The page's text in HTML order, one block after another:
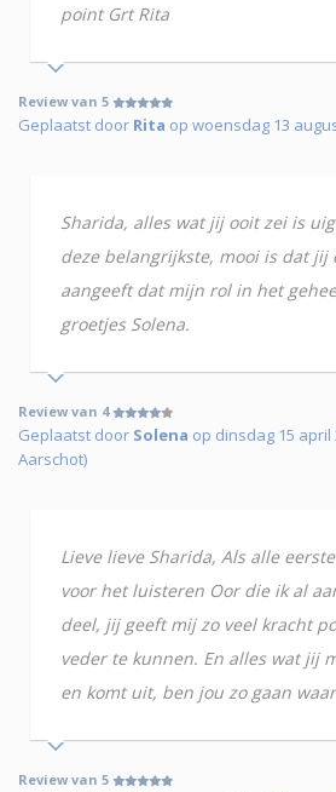
point Grt Rita
Review van 5
Geplaatst door Rita op woensdag 13
Sharida, alles wat jij ooit zei is
deze belangrijkste, mooi is dat jij
aangeeft dat mijn rol in het
groetjes Solena.
Review van 4
Geplaatst door Solena op dinsdag 15 april
Aarschot)
Lieve lieve Sharida, Als alle
voor het luisteren Oor die ik al
deel, jij geeft mij zo veel kracht
veder te kunnen. En alles wat jij
en komt uit, ben jou zo gaan
Review van 5